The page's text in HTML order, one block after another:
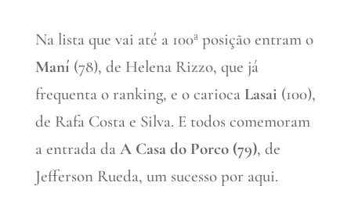
Na lista que vai até a 100ª posição entram o
Maní (78), de Helena Rizzo, que já
frequenta o ranking, e o carioca Lasai (100),
de Rafa Costa e Silva. E todos comemoram
a entrada da A Casa do Porco (79), de
Jefferson Rueda, um sucesso por aqui.